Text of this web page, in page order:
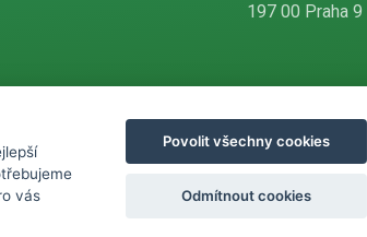
197 00 Praha 9
+420
účtenku. Zároveň je
technického výpadku
vás
Povolit všechny cookies
Odmítnout cookies